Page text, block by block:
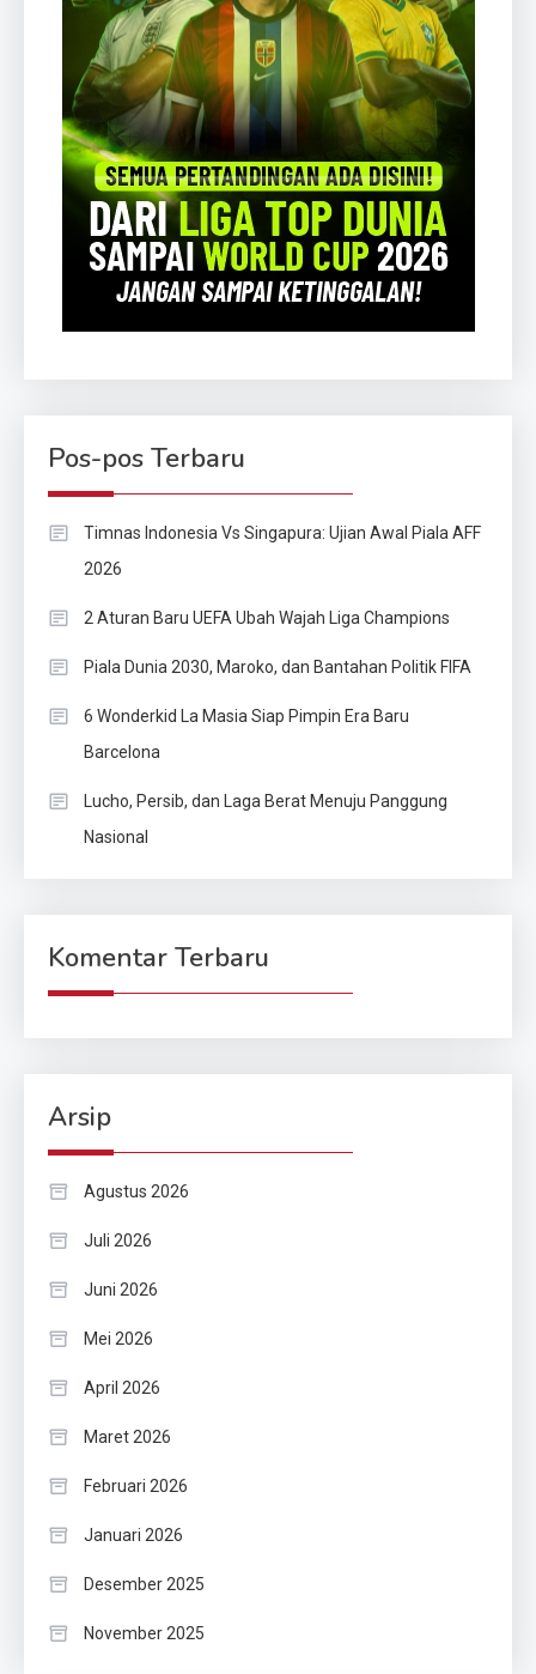
Pos-pos Terbaru
Timnas Indonesia Vs Singapura: Ujian Awal Piala AFF
2026
2 Aturan Baru UEFA Ubah Wajah Liga Champions
Piala Dunia 2030, Maroko, dan Bantahan Politik FIFA
6 Wonderkid La Masia Siap Pimpin Era Baru
Barcelona
Lucho, Persib, dan Laga Berat Menuju Panggung
Nasional
Komentar Terbaru
Arsip
Agustus 2026
Juli 2026
Juni 2026
Mei 2026
April 2026
Maret 2026
Februari 2026
Januari 2026
Desember 2025
November 2025